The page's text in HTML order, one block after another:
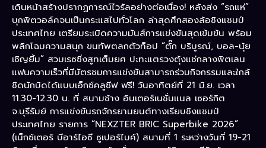
เดินหน้าสร้างปรากฏการณ์ไวรัลอย่างต่อเนื่อง! หลังส่ง “รถแห่”
บุกพิตวอล์คจนเป็นกระแสไปทั่วโลก ล่าสุดศึกสองล้อชิงแชมป์
ประเทศไทย เตรียมระเบิดความมันส์การแข่งขันสุดเข้มข้น พร้อม
พลิกโฉมความสนุก ขนทัพตลกตัวท็อป “ตั๊ก บริบูรณ์, บอล-นุ้ย
เชิญยิ้ม” สวมเรซซิ่งสูทเต็มยศ ปะทะแตรวงตุ้งแช่กลางพิตเลน
แฟนความเร็วที่มีบัตรชมการแข่งขันสามารถร่วมกิจกรรมและใกล้
ชิดนักบิดได้แบบเอ็กซ์คลูซีฟ ฟรี! วันอาทิตย์ที่ 21 มิ.ย. เวลา
11.30-12.30 น. ที่ สนามช้าง อินเตอร์เนชั่นแนล เซอร์กิต
จ.บุรีรัมย์ การแข่งขันรถจักรยานยนต์ทางเรียบชิงแชมป์
ประเทศไทย รายการ “NEXZTER BRIC Superbike 2026”
(เน็กซ์เตอร์ บีอาร์ไอซี ซูเปอร์ไบค์) สนามที่ 1 ระหว่างวันที่ 19-21